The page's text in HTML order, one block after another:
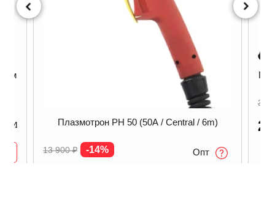
6м
Плазмотрон PH 50 (50A / Central / 6m)
13 900₽ -14%
Опт
30